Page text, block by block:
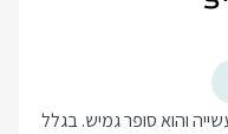
והוא סופר גמיש. בגלל